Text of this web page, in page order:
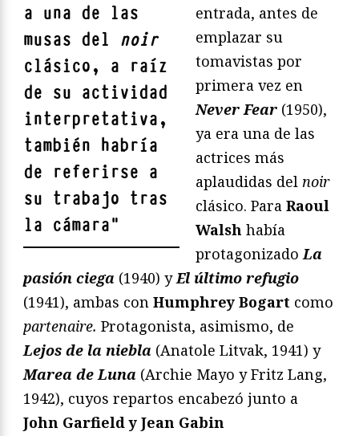
a una de las
musas del noir
clásico, a raíz
de su actividad
interpretativa,
también habría
de referirse a
su trabajo tras
la cámara"
entrada, antes de
emplazar su
tomavistas por
primera vez en
Never Fear (1950),
ya era una de las
actrices más
aplaudidas del noir
clásico. Para Raoul
Walsh había
protagonizadoLa
pasión ciega (1940) yEl último refugio
(1941), ambas con Humphrey Bogart como
partenaire. Protagonista, asimismo, de
Lejos de la niebla (Anatole Litvak, 1941) y
Marea de Luna (Archie Mayo y Fritz Lang,
1942), cuyos repartos encabezó junto a
John Garfield y Jean Gabin